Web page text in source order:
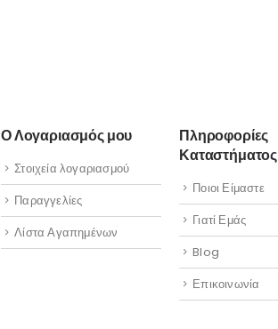
Ο Λογαριασμός μου
Στοιχεία λογαριασμού
Παραγγελίες
Λίστα Αγαπημένων
Πληροφορίες
Καταστήματος
Ποιοι Είμαστε
Γιατί Εμάς
Blog
Επικοινωνία